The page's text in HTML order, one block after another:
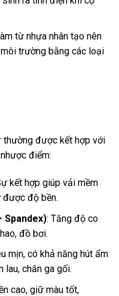
từ nhựa nhân tạo nên
trường bằng các loại
thường được kết hợp với
điểm:
kết hợp giúp vải mềm
được độ bền.
Spandex): Tăng độ co
đồ bơi.
mịn, có khả năng hút ẩm
lau, chăn ga gối.
cao, giữ màu tốt,